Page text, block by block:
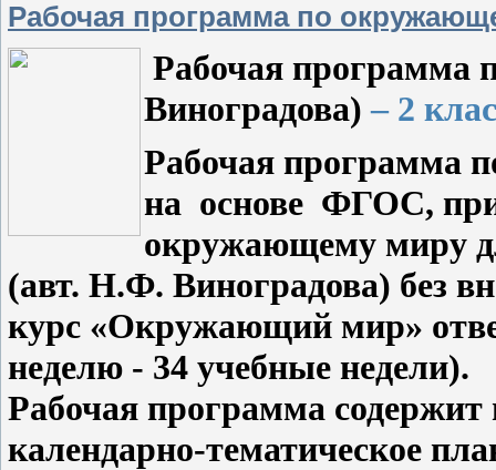
Рабочая программа по
Рабочая
Виноградова) – 2
Рабочая программа
на основе ФГОС,
окружающему миру
(авт. Н.Ф. Виноградова) без
курс «Окружающий мир»
неделю - 34 учебные недели).
Рабочая программа содержит
календарно-тематическое